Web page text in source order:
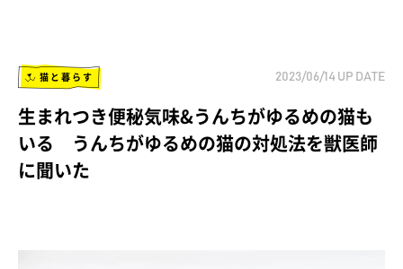
猫と暮らす 2023/06/14 UP DATE
生まれつき便秘気味&うんちがゆるめの猫も
いる うんちがゆるめの猫の対処法を獣医師
に聞いた